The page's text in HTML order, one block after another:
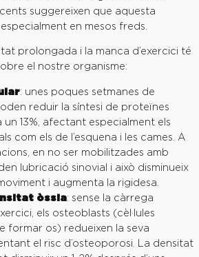
suggereixen que aquesta
en mesos freds.
prolongada i la manca d’exercici té
el nostre organisme:
: unes poques setmanes de
reduir la síntesi de proteïnes
un 13%, afectant especialment els
com els de l’esquena i les cames. A
en no ser mobilitzades amb
lubricació sinovial i això disminueix
i augmenta la rigidesa.
òssia: sense la càrrega
els osteoblasts (cèl·lules
formar os) redueixen la seva
el risc d’osteoporosi. La densitat